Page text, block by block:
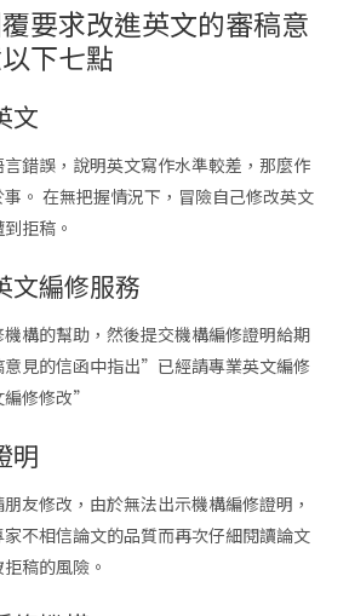
要求改進英文的審稿意
下七點
文
錯誤，說明英文寫作水準較差，那麼作
。 在無把握情況下，冒險自己修改英文
拒稿。
文編修服務
構的幫助，然後提交機構編修證明給期
意見的信函中指出”已經請專業英文編修
修修改”
明
友修改，由於無法出示機構編修證明，
不相信論文的品質而再次仔細閱讀論文
稿的風險。